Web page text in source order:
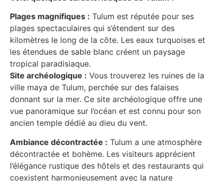
Plages magnifiques : Tulum est réputée pour ses
plages spectaculaires qui s’étendent sur des
kilomètres le long de la côte. Les eaux turquoises et
les étendues de sable blanc créent un paysage
tropical paradisiaque.
Site archéologique : Vous trouverez les ruines de la
ville maya de Tulum, perchée sur des falaises
donnant sur la mer. Ce site archéologique offre une
vue panoramique sur l’océan et est connu pour son
ancien temple dédié au dieu du vent.
Ambiance décontractée : Tulum a une atmosphère
décontractée et bohème. Les visiteurs apprécient
l’élégance rustique des hôtels et des restaurants qui
coexistent harmonieusement avec la nature